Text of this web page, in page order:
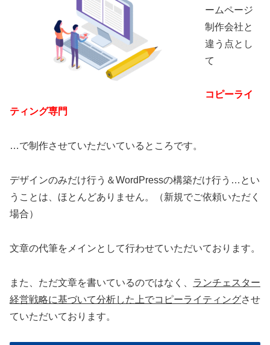
ームページ
制作会社と
違う点とし
て
コピーライ
ティング専門
…で制作させていただいているところです。
デザインのみだけ行う＆WordPressの構築だけ行う…とい
うことは、ほとんどありません。（新規でご依頼いただく
場合）
文章の代筆をメインとして行わせていただいております。
また、ただ文章を書いているのではなく、 ランチェスター
経営戦略に基づいて分析した上でコピーライティングさせ
ていただいております。